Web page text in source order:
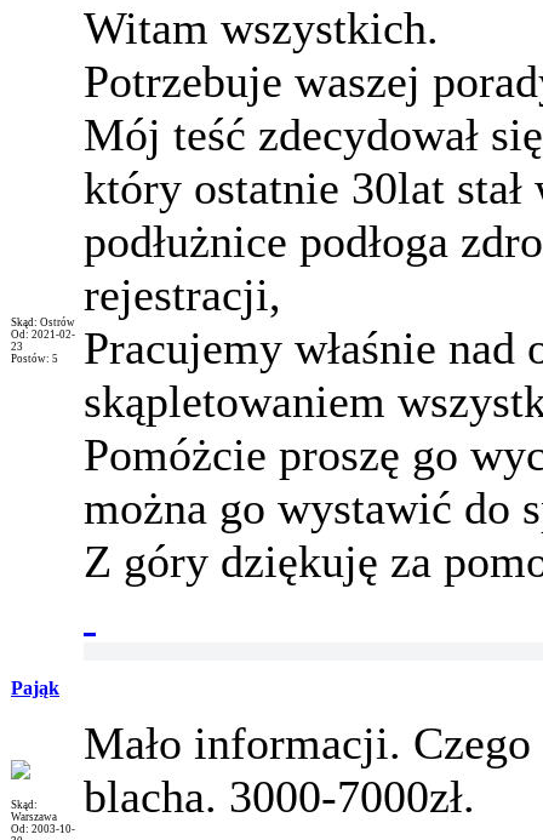
Skąd: Ostrów
Od: 2021-02-
23
Postów: 5
Witam wszystkich.
Potrzebuje waszej
Mój teść zdecydował
który ostatnie 30lat
podłużnice podłoga
rejestracji,
Pracujemy właśnie
skąpletowaniem
Pomóżcie proszę go
można go wystawić do
Z góry dziękuję za
Pająk
Skąd:
Warszawa
Od: 2003-10-
Mało informacji.
blacha. 3000-7000zł.